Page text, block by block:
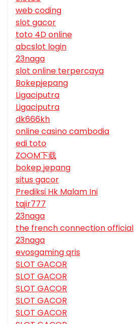
web coding
slot gacor
toto 4D online
abcslot login
23naga
slot online terpercaya
Bokepjepang
Ligaciputra
Ligaciputra
dk666kh
online casino cambodia
edi toto
ZOOM下载
bokep jepang
situs gacor
Prediksi Hk Malam Ini
tajir777
23naga
the french connection official
23naga
evosgaming qris
SLOT GACOR
SLOT GACOR
SLOT GACOR
SLOT GACOR
SLOT GACOR